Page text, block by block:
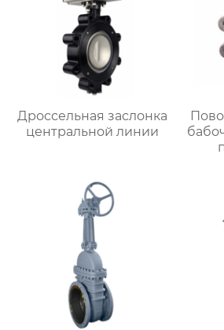
Дроссельная заслонка
центральной линии